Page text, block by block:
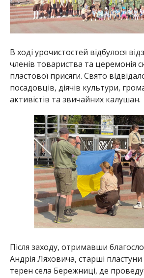
В ході урочистостей відбулося
членів товариства та церемонія
пластової присяги. Свято
посадовців, діячів культури,
активістів та звичайних калушан.
Після заходу, отримавши
Андрія Ляховича, старші
терен села Бережниці, де